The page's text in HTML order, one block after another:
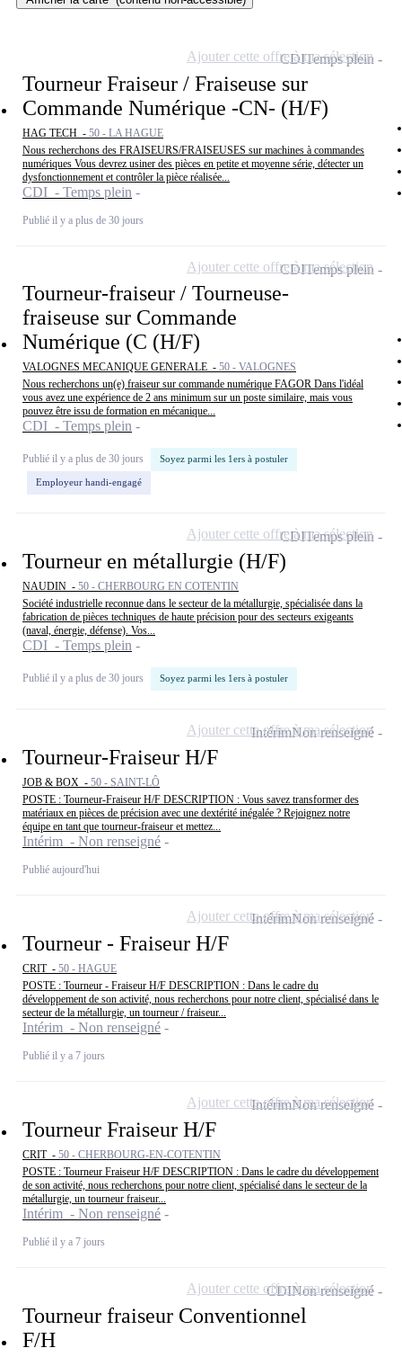
Tourneur Fraiseur / Fraiseuse sur
Commande Numérique -CN- (H/F)
HAG TECH - 50 - LA HAGUE
Nous recherchons des FRAISEURS/FRAISEUSES sur machines à commandes
numériques Vous devrez usiner des pièces en petite et moyenne série, détecter un
dysfonctionnement et contrôler la pièce réalisée...
CDI - Temps plein
Publié il y a plus de 30 jours
CDITemps plein
Ajouter cette offre à ma sélection
Tourneur-fraiseur / Tourneuse-
fraiseuse sur Commande
Numérique (C (H/F)
VALOGNES MECANIQUE GENERALE - 50 - VALOGNES
Nous recherchons un(e) fraiseur sur commande numérique FAGOR Dans l'idéal
vous avez une expérience de 2 ans minimum sur un poste similaire, mais vous
pouvez être issu de formation en mécanique...
CDI - Temps plein
Publié il y a plus de 30 jours Soyez parmi les 1ers à postuler
Employeur handi-engagé
CDITemps plein
Ajouter cette offre à ma sélection
Tourneur en métallurgie (H/F)
NAUDIN - 50 - CHERBOURG EN COTENTIN
Société industrielle reconnue dans le secteur de la métallurgie, spécialisée dans la
fabrication de pièces techniques de haute précision pour des secteurs exigeants
(naval, énergie, défense). Vos...
CDI - Temps plein
Publié il y a plus de 30 jours Soyez parmi les 1ers à postuler
CDITemps plein
Ajouter cette offre à ma sélection
Tourneur-Fraiseur H/F
JOB & BOX - 50 - SAINT-LÔ
POSTE : Tourneur-Fraiseur H/F DESCRIPTION : Vous savez transformer des
matériaux en pièces de précision avec une dextérité inégalée ? Rejoignez notre
équipe en tant que tourneur-fraiseur et mettez...
Intérim - Non renseigné
Publié aujourd'hui
IntérimNon renseigné
Ajouter cette offre à ma sélection
Tourneur - Fraiseur H/F
CRIT - 50 - HAGUE
POSTE : Tourneur - Fraiseur H/F DESCRIPTION : Dans le cadre du
développement de son activité, nous recherchons pour notre client, spécialisé dans le
secteur de la métallurgie, un tourneur / fraiseur...
Intérim - Non renseigné
Publié il y a 7 jours
IntérimNon renseigné
Ajouter cette offre à ma sélection
Tourneur Fraiseur H/F
CRIT - 50 - CHERBOURG-EN-COTENTIN
POSTE : Tourneur Fraiseur H/F DESCRIPTION : Dans le cadre du développement
de son activité, nous recherchons pour notre client, spécialisé dans le secteur de la
métallurgie, un tourneur fraiseur...
Intérim - Non renseigné
Publié il y a 7 jours
IntérimNon renseigné
Ajouter cette offre à ma sélection
Tourneur fraiseur Conventionnel
F/H
CDINon renseigné
Ajouter cette offre à ma sélection